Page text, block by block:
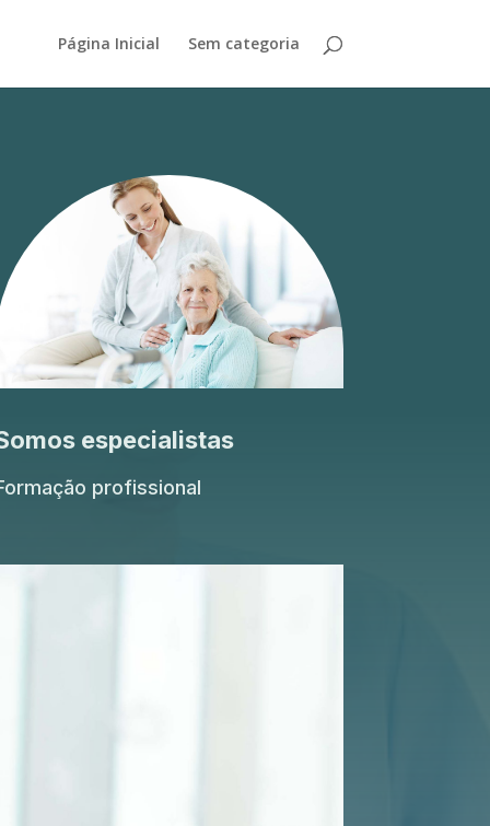
Página Inicial Sem categoria
especialistas
profissional